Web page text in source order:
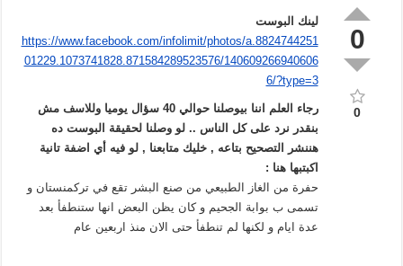
0
0
لينك البوست
https://www.facebook.com/infolimit/photos/a.8824744251
01229.1073741828.871584289523576/140609266940606
6/?type=3
رجاء العلم اننا بيوصلنا حوالي 40 سؤال يوميا وللاسف مش
بنقدر نرد على كل الناس .. لو وصلنا لحقيقة البوست ده
هننشر التصحيح بتاعه , خليك متابعنا , لو فيه أي اضفة تانية
اكبتبها هنا :
حفرة من الغاز الطبيعي من صنع البشر تقع في تركمنستان و
تسمى ب بوابة الجحيم و كان يظن البعض انها ستنطفأ بعد
عدة ايام و لكنها لم تنطفأ حتى الان منذ اربعين عام